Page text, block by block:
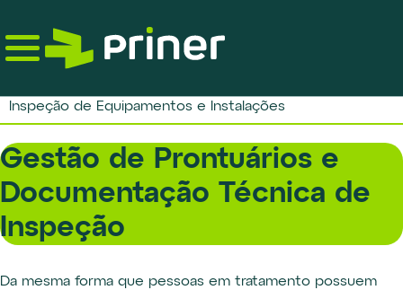
the
Inspeção de Equipamentos e Instalações
Gestão de Prontuários e
Documentação Técnica de
Inspeção
Da mesma forma que pessoas em tratamento possuem